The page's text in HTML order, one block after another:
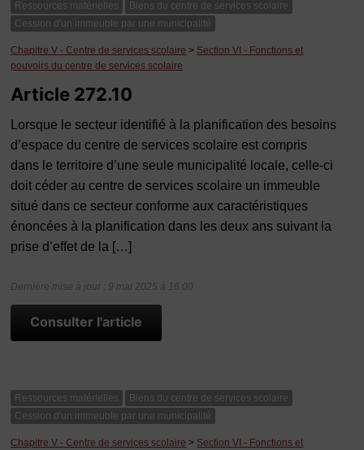
Ressources matérielles
Biens du centre de services scolaire
Cession d'un immeuble par une municipalité
Chapitre V - Centre de services scolaire > Section VI - Fonctions et
pouvoirs du centre de services scolaire
Article 272.10
Lorsque le secteur identifié à la planification des besoins
d’espace du centre de services scolaire est compris
dans le territoire d’une seule municipalité locale, celle-ci
doit céder au centre de services scolaire un immeuble
situé dans ce secteur conforme aux caractéristiques
énoncées à la planification dans les deux ans suivant la
prise d’effet de la […]
Dernière mise à jour : 9 mai 2025 à 16:00
Consulter l'article
Ressources matérielles
Biens du centre de services scolaire
Cession d'un immeuble par une municipalité
Chapitre V - Centre de services scolaire > Section VI - Fonctions et